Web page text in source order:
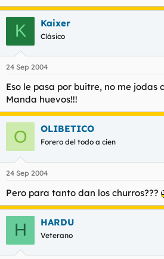
K Kaixer
Clásico
24 Sep 2004
Eso le pasa por buitre, no me jodas
Manda huevos!!!
O OLIBETICO
Forero del todo a cien
24 Sep 2004
Pero para tanto dan los churros???
H HARDU
Veterano